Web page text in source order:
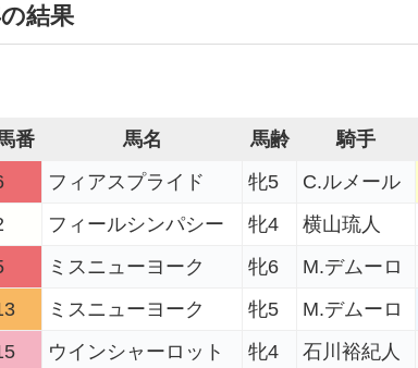
結果
番 馬名 馬齢 騎手
フィアスプライド 牝5 C.ルメール
フィールシンパシー 牝4 横山琉人
ミスニューヨーク 牝6 M.デムーロ
ミスニューヨーク 牝5 M.デムーロ
ウインシャーロット 牝4 石川裕紀人